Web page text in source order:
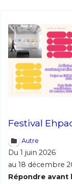
Festival
Autre
Du 1 juin 2026
au 18 décembre
Répondre avant